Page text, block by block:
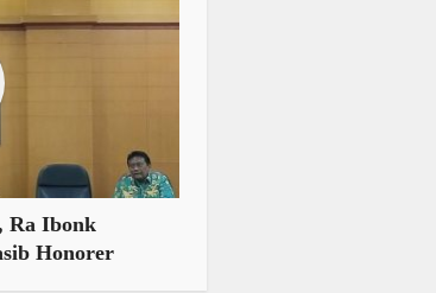
Ra Ibonk
Honorer